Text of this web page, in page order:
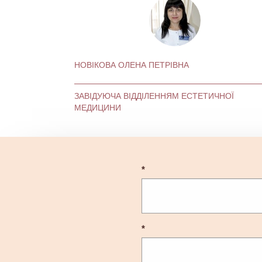
НОВІКОВА ОЛЕНА ПЕТРІВНА
ЗАВІДУЮЧА ВІДДІЛЕННЯМ ЕСТЕТИЧНОЇ
МЕДИЦИНИ
*
*